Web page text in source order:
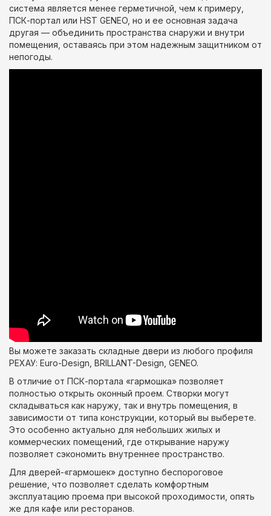
система является менее герметичной, чем к примеру,
ПСК-портал или HST GENEO, но и ее основная задача
другая — объединить пространства снаружи и внутри
помещения, оставаясь при этом надежным защитником от
непогоды.
Вы можете заказать складные двери из любого профиля
РЕХАУ: Euro-Design, BRILLANT-Design, GENEO.
В отличие от ПСК-портала «гармошка» позволяет
полностью открыть оконный проем. Створки могут
складываться как наружу, так и внутрь помещения, в
зависимости от типа конструкции, который вы выберете.
Это особенно актуально для небольших жилых и
коммерческих помещений, где открывание наружу
позволяет сэкономить внутреннее пространство.
Для дверей-«гармошек» доступно беспороговое
решение, что позволяет сделать комфортным
эксплуатацию проема при высокой проходимости, опять
же для кафе или ресторанов.